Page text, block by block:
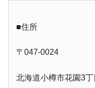
■住所
〒047-0024
北海道小樽市花園3